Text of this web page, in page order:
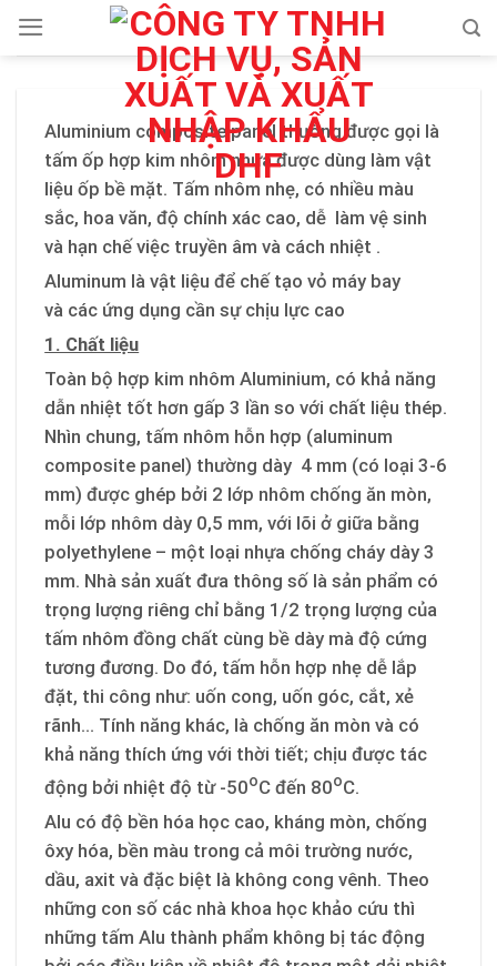
Skip
Aluminium composite panel thường được gọi là
tấm ốp hợp kim nhôm nhựa được dùng làm vật
liệu ốp bề mặt. Tấm nhôm nhẹ, có nhiều màu
sắc, hoa văn, độ chính xác cao, dễ làm vệ sinh
và hạn chế việc truyền âm và cách nhiệt .
Aluminum là vật liệu để chế tạo vỏ máy bay
và các ứng dụng cần sự chịu lực cao
1. Chất liệu
Toàn bộ hợp kim nhôm Aluminium, có khả năng
dẫn nhiệt tốt hơn gấp 3 lần so với chất liệu thép.
Nhìn chung, tấm nhôm hỗn hợp (aluminum
composite panel) thường dày 4 mm (có loại 3-6
mm) được ghép bởi 2 lớp nhôm chống ăn mòn,
mỗi lớp nhôm dày 0,5 mm, với lõi ở giữa bằng
polyethylene – một loại nhựa chống cháy dày 3
mm. Nhà sản xuất đưa thông số là sản phẩm có
trọng lượng riêng chỉ bằng 1/2 trọng lượng của
tấm nhôm đồng chất cùng bề dày mà độ cứng
tương đương. Do đó, tấm hỗn hợp nhẹ dễ lắp
đặt, thi công như: uốn cong, uốn góc, cắt, xẻ
rãnh… Tính năng khác, là chống ăn mòn và có
khả năng thích ứng với thời tiết; chịu được tác
động bởi nhiệt độ từ -50oC đến 80oC.
Alu có độ bền hóa học cao, kháng mòn, chống
ôxy hóa, bền màu trong cả môi trường nước,
dầu, axit và đặc biệt là không cong vênh. Theo
những con số các nhà khoa học khảo cứu thì
những tấm Alu thành phẩm không bị tác động